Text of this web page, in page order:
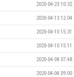
2020-04-23 10:32
2020-04-13 12:04
2020-04-10 15:31
2020-04-10 15:11
2020-04-08 07:48
2020-04-04 09:00